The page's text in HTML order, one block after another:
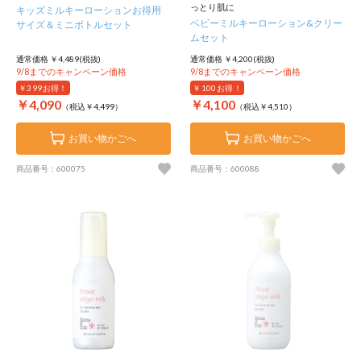
キッズミルキーローションお得用
サイズ＆ミニボトルセット
通常価格 ￥4,489(税抜)
9/8までのキャンペーン価格
￥399お得！
￥4,090 （税込￥4,499）
お買い物かごへ
商品番号：600075
っとり肌に
ベビーミルキーローション&クリー
ムセット
通常価格 ￥4,200(税抜)
9/8までのキャンペーン価格
￥100 お得！
￥4,100 （税込￥4,510）
お買い物かごへ
商品番号：600088